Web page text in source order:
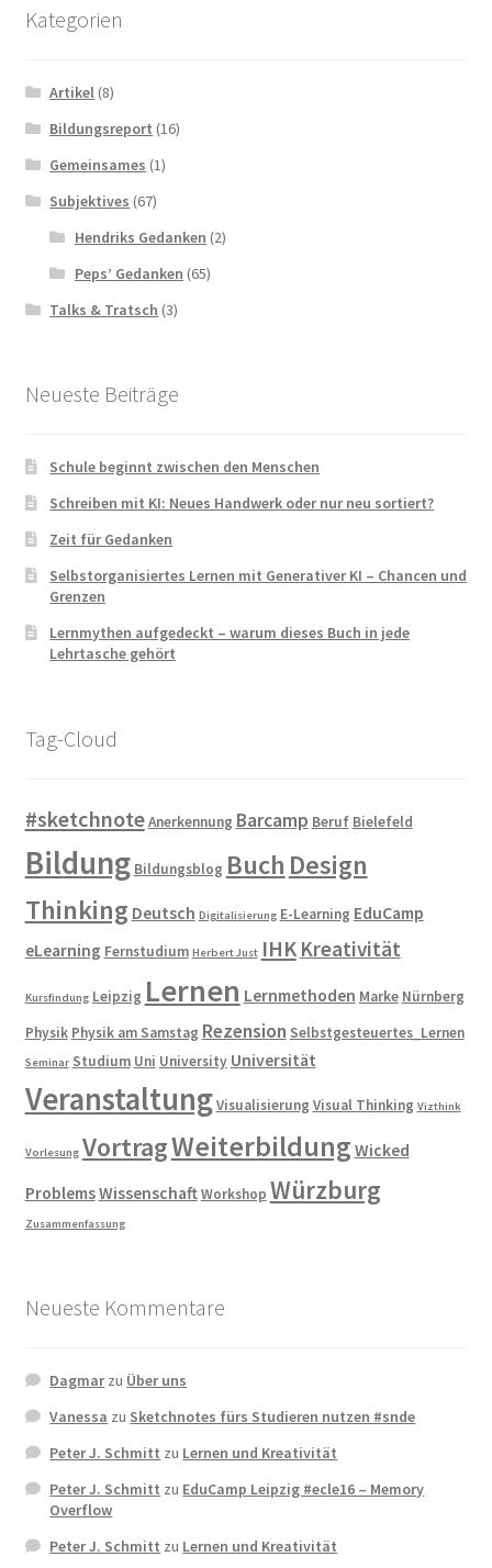
Kategorien
Artikel (8)
Bildungsreport (16)
Gemeinsames (1)
Subjektives (67)
Hendriks Gedanken (2)
Peps’ Gedanken (65)
Talks & Tratsch (3)
Neueste Beiträge
Schule beginnt zwischen den Menschen
Schreiben mit KI: Neues Handwerk oder nur neu sortiert?
Zeit für Gedanken
Selbstorganisiertes Lernen mit Generativer KI – Chancen und
Grenzen
Lernmythen aufgedeckt – warum dieses Buch in jede
Lehrtasche gehört
Tag-Cloud
#sketchnoteAnerkennung Barcamp Beruf Bielefeld
Bildung Bildungsblog Buch Design
Thinking Deutsch Digitalisierung E-Learning EduCamp
eLearning Fernstudium Herbert Just IHK Kreativität
Kursfindung Leipzig Lernen Lernmethoden Marke Nürnberg
Physik Physik am Samstag Rezension Selbstgesteuertes_Lernen
Seminar Studium Uni University Universität
VeranstaltungVisualisierung Visual Thinking Vizthink
Vorlesung VortragWeiterbildung Wicked
ProblemsWissenschaftWorkshop Würzburg
Zusammenfassung
Neueste Kommentare
Dagmarzu Über uns
Vanessa zu Sketchnotes fürs Studieren nutzen #snde
Peter J. Schmitt zu Lernen und Kreativität
Peter J. Schmitt zu EduCamp Leipzig #ecle16 – Memory
Overflow
Peter J. Schmitt zu Lernen und Kreativität